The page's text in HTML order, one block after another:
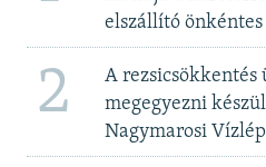
elszállító önkéntes
2
A rezsicsökkentés
megegyezni
Nagymarosi